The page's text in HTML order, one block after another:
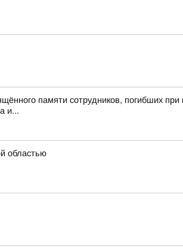
памяти сотрудников, погибших
и...
областью